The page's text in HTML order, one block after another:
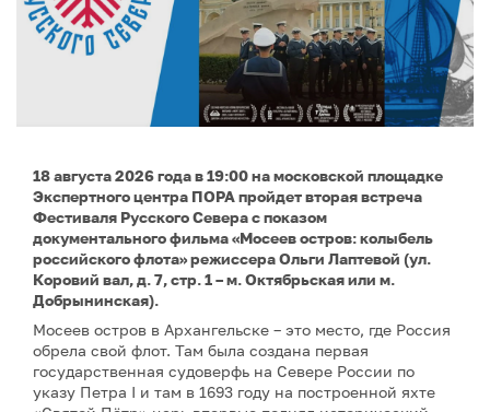
18 августа 2026 года в 19:00 на московской площадке
Экспертного центра ПОРА пройдет вторая встреча
Фестиваля Русского Севера с показом
документального фильма «Мосеев остров: колыбель
российского флота» режиссера Ольги Лаптевой (ул.
Коровий вал, д. 7, стр. 1 – м. Октябрьская или м.
Добрынинская).
Мосеев остров в Архангельске – это место, где Россия
обрела свой флот. Там была создана первая
государственная судоверфь на Севере России по
указу Петра I и там в 1693 году на построенной яхте